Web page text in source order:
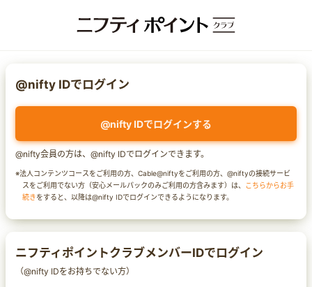
@nifty IDでログイン
@nifty IDでログインする
@nifty会員の方は、@nifty IDでログインできます。
※法人コンテンツコースをご利用の方、Cable@niftyをご利用の方、@niftyの接続サービ
スをご利用でない方（安心メールパックのみご利用の方含みます）は、 こちらからお手
続きをすると、以降は@nifty IDでログインできるようになります。
ニフティポイントクラブメンバーIDでログイン
（@nifty IDをお持ちでない方）